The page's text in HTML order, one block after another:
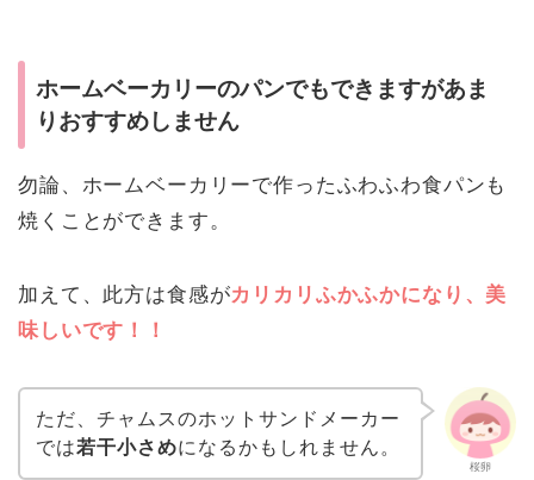
ホームベーカリーのパンでもできますがあま
りおすすめしません
勿論、ホームベーカリーで作ったふわふわ食パンも
焼くことができます。
加えて、此方は食感がカリカリふかふかになり、美
味しいです！！
桜卵
ただ、チャムスのホットサンドメーカー
では若干小さめになるかもしれません。